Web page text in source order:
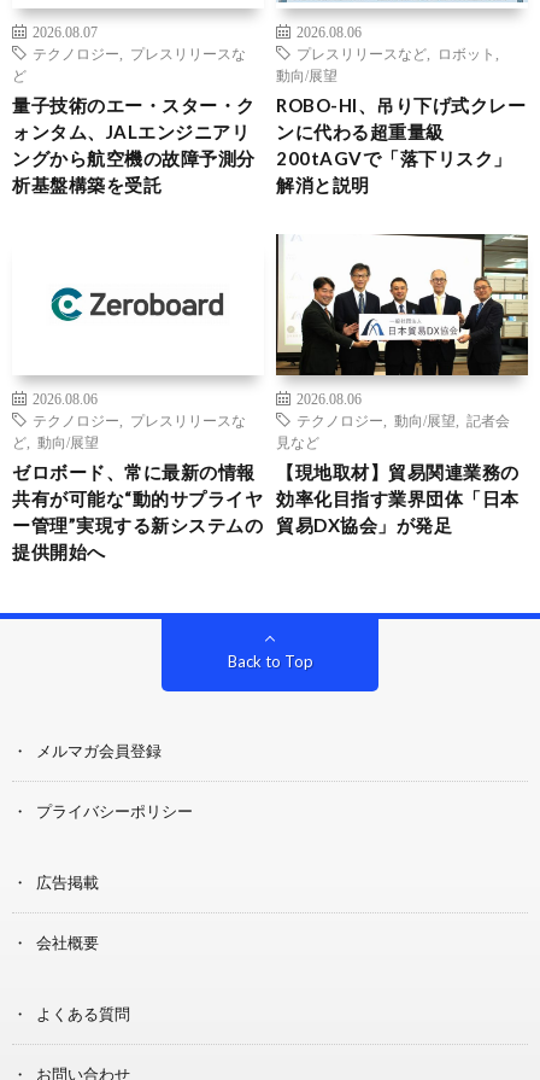
2026.08.07
テクノロジー
プレスリリースな
ど
量子技術のエー・スター・ク
ォンタム、JALエンジニアリ
ングから航空機の故障予測分
析基盤構築を受託
2026.08.06
プレスリリースなど
ロボット
動向/展望
ROBO-HI、吊り下げ式クレー
ンに代わる超重量級
200tAGVで「落下リスク」
解消と説明
2026.08.06
テクノロジー
プレスリリースな
ど
動向/展望
ゼロボード、常に最新の情報
共有が可能な“動的サプライヤ
ー管理”実現する新システムの
提供開始へ
2026.08.06
テクノロジー
動向/展望
記者会
見など
【現地取材】貿易関連業務の
効率化目指す業界団体「日本
貿易DX協会」が発足
Back to Top
メルマガ会員登録
プライバシーポリシー
広告掲載
会社概要
よくある質問
お問い合わせ